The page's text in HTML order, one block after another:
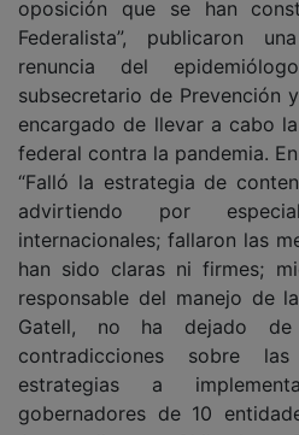
oposición que se han
Federalista”, publicaron
renuncia del
subsecretario de Prevención
encargado de llevar a cabo
federal contra la pandemia.
“Falló la estrategia de
advirtiendo por
internacionales; fallaron las
han sido claras ni firmes;
responsable del manejo de
Gatell, no ha dejado
contradicciones sobre
estrategias a
gobernadores de 10